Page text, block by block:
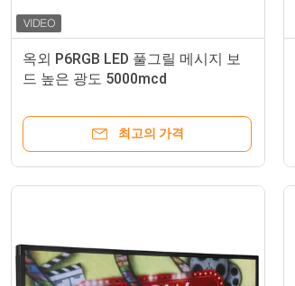
옥외 P6RGB LED 풀그릴 메시지 보
드 높은 광도 5000mcd
최고의 가격